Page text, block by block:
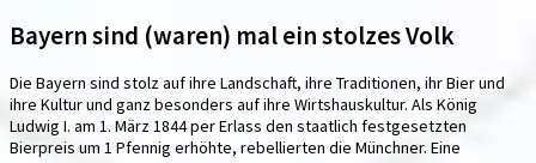
Bayern sind (waren) mal ein stolzes Volk
Die Bayern sind stolz auf ihre Landschaft, ihre Traditionen, ihr Bier und
ihre Kultur und ganz besonders auf ihre Wirtshauskultur. Als König
Ludwig I. am 1. März 1844 per Erlass den staatlich festgesetzten
Bierpreis um 1 Pfennig erhöhte, rebellierten die Münchner. Eine